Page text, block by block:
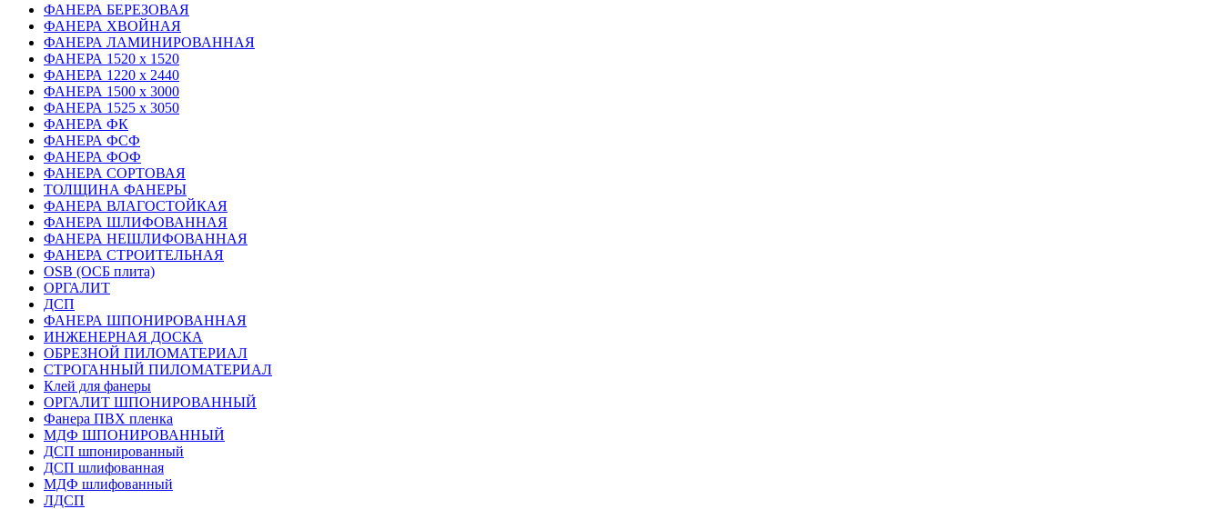
ФАНЕРА БЕРЕЗОВАЯ
ФАНЕРА ХВОЙНАЯ
ФАНЕРА ЛАМИНИРОВАННАЯ
ФАНЕРА 1520 х 1520
ФАНЕРА 1220 х 2440
ФАНЕРА 1500 х 3000
ФАНЕРА 1525 х 3050
ФАНЕРА ФК
ФАНЕРА ФСФ
ФАНЕРА ФОФ
ФАНЕРА СОРТОВАЯ
ТОЛЩИНА ФАНЕРЫ
ФАНЕРА ВЛАГОСТОЙКАЯ
ФАНЕРА ШЛИФОВАННАЯ
ФАНЕРА НЕШЛИФОВАННАЯ
ФАНЕРА СТРОИТЕЛЬНАЯ
OSB (ОСБ плита)
ОРГАЛИТ
ДСП
ФАНЕРА ШПОНИРОВАННАЯ
ИНЖЕНЕРНАЯ ДОСКА
ОБРЕЗНОЙ ПИЛОМАТЕРИАЛ
СТРОГАННЫЙ ПИЛОМАТЕРИАЛ
Клей для фанеры
ОРГАЛИТ ШПОНИРОВАННЫЙ
Фанера ПВХ пленка
МДФ ШПОНИРОВАННЫЙ
ДСП шпонированный
ДСП шлифованная
МДФ шлифованный
ЛДСП